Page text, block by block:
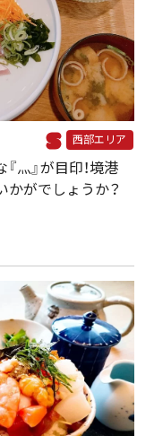
西部エリア
灬』が目印！境港
かがでしょうか？